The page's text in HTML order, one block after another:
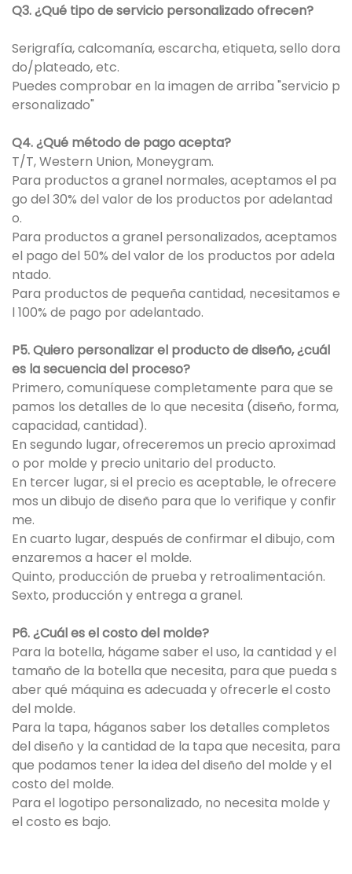
Q3. ¿Qué tipo de servicio personalizado ofrecen?
Serigrafía, calcomanía, escarcha, etiqueta, sello dora
do/plateado, etc.
Puedes comprobar en la imagen de arriba "servicio p
ersonalizado"
Q4. ¿Qué método de pago acepta?
T/T, Western Union, Moneygram.
Para productos a granel normales, aceptamos el pa
go del 30% del valor de los productos por adelantad
o.
Para productos a granel personalizados, aceptamos
el pago del 50% del valor de los productos por adela
ntado.
Para productos de pequeña cantidad, necesitamos e
l 100% de pago por adelantado.
P5. Quiero personalizar el producto de diseño, ¿cuál
es la secuencia del proceso?
Primero, comuníquese completamente para que se
pamos los detalles de lo que necesita (diseño, forma,
capacidad, cantidad).
En segundo lugar, ofreceremos un precio aproximad
o por molde y precio unitario del producto.
En tercer lugar, si el precio es aceptable, le ofrecere
mos un dibujo de diseño para que lo verifique y confir
me.
En cuarto lugar, después de confirmar el dibujo, com
enzaremos a hacer el molde.
Quinto, producción de prueba y retroalimentación.
Sexto, producción y entrega a granel.
P6. ¿Cuál es el costo del molde?
Para la botella, hágame saber el uso, la cantidad y el
tamaño de la botella que necesita, para que pueda s
aber qué máquina es adecuada y ofrecerle el costo
del molde.
Para la tapa, háganos saber los detalles completos
del diseño y la cantidad de la tapa que necesita, para
que podamos tener la idea del diseño del molde y el
costo del molde.
Para el logotipo personalizado, no necesita molde y
el costo es bajo.